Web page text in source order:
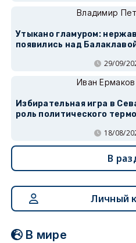
Владимир
Утыкано гламуром:
появились над
29/09/
Иван Ермаков
Избирательная игра в
роль политического
18/08/
В
Личный
В мире